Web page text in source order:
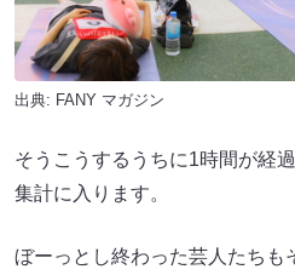
出典: FANY マガジン
そうこうするうちに1時間が経
集計に入ります。
ぼーっとし終わった芸人たちも